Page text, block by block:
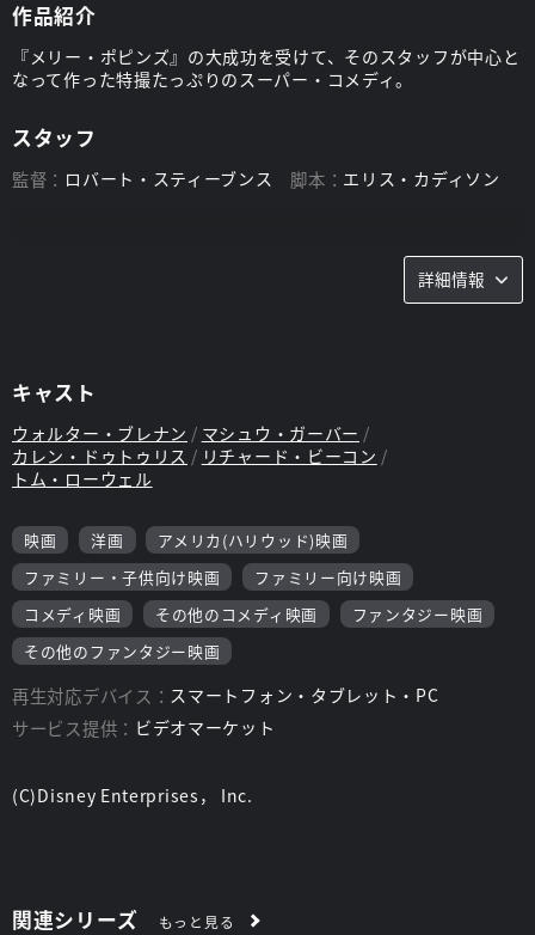
作品紹介
『メリー・ポピンズ』の大成功を受けて、そのスタッフが中心と
なって作った特撮たっぷりのスーパー・コメディ。
スタッフ
監督： ロバート・スティーブンス 脚本： エリス・カディソン
詳細情報
キャスト
ウォルター・ブレナン
マシュウ・ガーバー
カレン・ドゥトゥリス
リチャード・ビーコン
トム・ローウェル
映画 洋画
アメリカ(ハリウッド)映画
ファミリー・子供向け映画
ファミリー向け映画
コメディ映画
その他のコメディ映画
ファンタジー映画
その他のファンタジー映画
再生対応デバイス： スマートフォン・タブレット・PC
サービス提供： ビデオマーケット
(C)Disney Enterprises， Inc.
関連シリーズ もっと見る